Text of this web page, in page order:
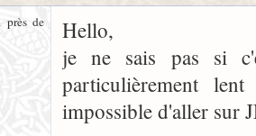
près de
Hello,
je ne sais pas si
particulièrement
impossible d'aller sur